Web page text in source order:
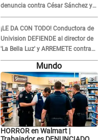
denuncia contra César Sánchez y
confrontó al dueño de 'La Bella
Luz'?
¡LE DA CON TODO! Conductora de
Univision DEFIENDE al director de
'La Bella Luz' y ARREMETE contra
Naldy Saldaña: “Muchas
Mundo
HORROR en Walmart |